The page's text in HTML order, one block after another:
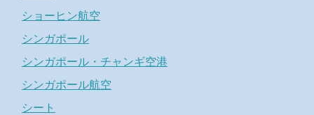
ショーヒン航空
シンガポール
シンガポール・チャンギ空港
シンガポール航空
シート